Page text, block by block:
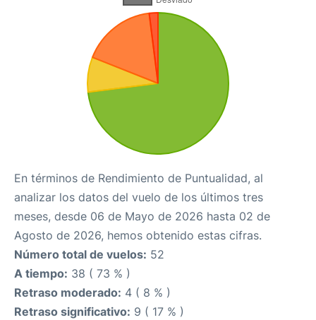
En términos de Rendimiento de Puntualidad, al
analizar los datos del vuelo de los últimos tres
meses, desde 06 de Mayo de 2026 hasta 02 de
Agosto de 2026, hemos obtenido estas cifras.
Número total de vuelos: 52
A tiempo: 38 ( 73 % )
Retraso moderado: 4 ( 8 % )
Retraso significativo: 9 ( 17 % )